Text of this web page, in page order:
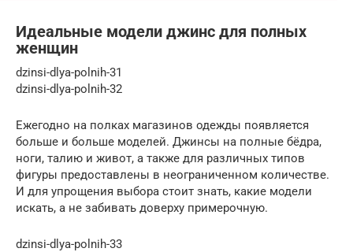
Идеальные модели джинс для полных
женщин
dzinsi-dlya-polnih-31
dzinsi-dlya-polnih-32
Ежегодно на полках магазинов одежды появляется
больше и больше моделей. Джинсы на полные бёдра,
ноги, талию и живот, а также для различных типов
фигуры предоставлены в неограниченном количестве.
И для упрощения выбора стоит знать, какие модели
искать, а не забивать доверху примерочную.
dzinsi-dlya-polnih-33